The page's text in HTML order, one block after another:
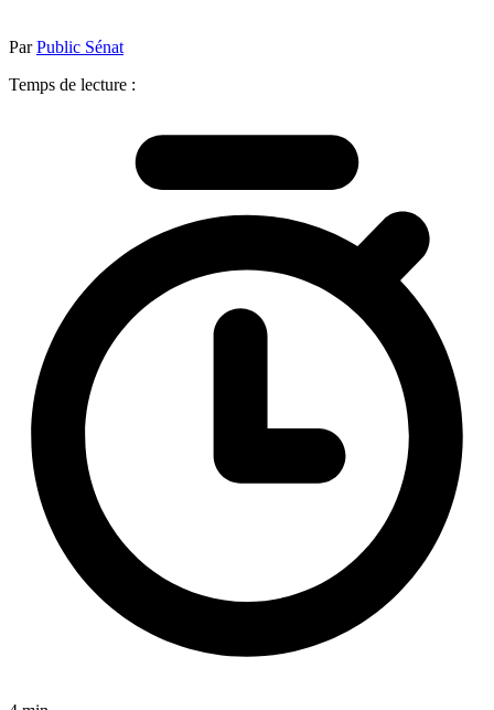
ParPublic Sénat
Temps de lecture :